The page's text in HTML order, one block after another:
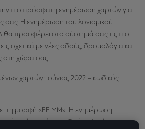
την πιο πρόσφατη ενημέρωση χαρτών για
σας. Η ενημέρωση του λογισμικού
θα προσφέρει στο σύστημά σας τις πιο
σχετικά με νέες οδούς, δρομολόγια και
στη χώρα σας.
χαρτών: Ιούνιος 2022 – κωδικός
τη μορφή «ΕΕ.ΜΜ». Η ενημέρωση
όχημά σας έχει κωδικό παλαιότερης